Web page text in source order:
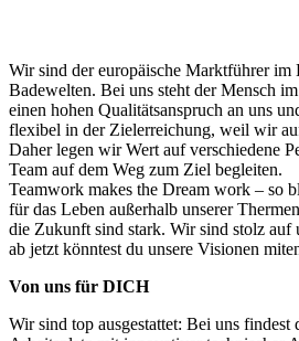
Wir sind der europäische Marktführer im
Badewelten. Bei uns steht der Mensch
einen hohen Qualitätsanspruch an uns
flexibel in der Zielerreichung, weil wir
Daher legen wir Wert auf verschiedene
Team auf dem Weg zum Ziel begleiten.
Teamwork makes the Dream work – so
für das Leben außerhalb unserer
die Zukunft sind stark. Wir sind stolz
ab jetzt könntest du unsere Visionen
Von uns für DICH
Wir sind top ausgestattet: Bei uns findest